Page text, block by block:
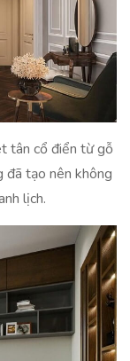
tân cổ điển từ gỗ
đã tạo nên không
lịch.